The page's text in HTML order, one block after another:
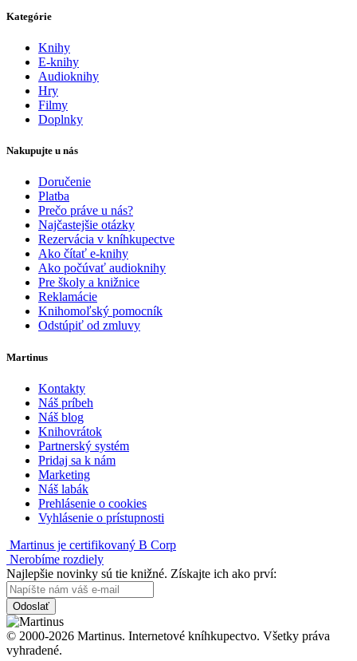
Kategórie
Knihy
E-knihy
Audioknihy
Hry
Filmy
Doplnky
Nakupujte u nás
Doručenie
Platba
Prečo práve u nás?
Najčastejšie otázky
Rezervácia v kníhkupectve
Ako čítať e-knihy
Ako počúvať audioknihy
Pre školy a knižnice
Reklamácie
Knihomoľský pomocník
Odstúpiť od zmluvy
Martinus
Kontakty
Náš príbeh
Náš blog
Knihovrátok
Partnerský systém
Pridaj sa k nám
Marketing
Náš labák
Prehlásenie o cookies
Vyhlásenie o prístupnosti
Martinus je certifikovaný B Corp
Nerobíme rozdiely
Najlepšie novinky sú tie knižné. Získajte ich ako prví:
Odoslať
© 2000-2026 Martinus. Internetové kníhkupectvo. Všetky práva
vyhradené.